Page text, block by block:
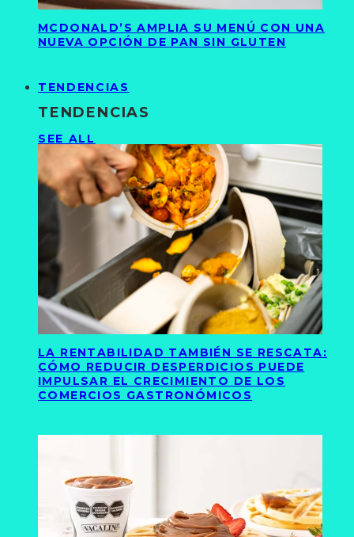
MCDONALD’S AMPLIA SU MENÚ CON UNA
NUEVA OPCIÓN DE PAN SIN GLUTEN
TENDENCIAS
TENDENCIAS
SEE ALL
LA RENTABILIDAD TAMBIÉN SE RESCATA:
CÓMO REDUCIR DESPERDICIOS PUEDE
IMPULSAR EL CRECIMIENTO DE LOS
COMERCIOS GASTRONÓMICOS